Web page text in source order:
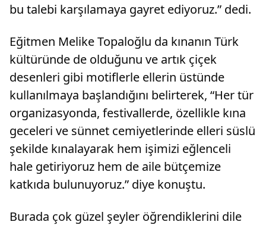
bu talebi karşılamaya gayret ediyoruz.” dedi.
Eğitmen Melike Topaloğlu da kınanın Türk
kültüründe de olduğunu ve artık çiçek
desenleri gibi motiflerle ellerin üstünde
kullanılmaya başlandığını belirterek, “Her tür
organizasyonda, festivallerde, özellikle kına
geceleri ve sünnet cemiyetlerinde elleri süslü
şekilde kınalayarak hem işimizi eğlenceli
hale getiriyoruz hem de aile bütçemize
katkıda bulunuyoruz.” diye konuştu.
Burada çok güzel şeyler öğrendiklerini dile